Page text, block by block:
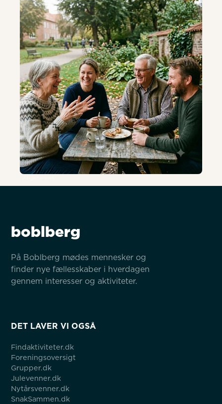
boblberg
På Boblberg mødes mennesker og
finder nye fællesskaber i hverdagen
gennem interesser og aktiviteter.
DET LAVER VI OGSÅ
Findaktiviteter.dk
Foreningsoversigt
Grupper.dk
Julevenner.dk
Nytårsvenner.dk
SnakSammen.dk